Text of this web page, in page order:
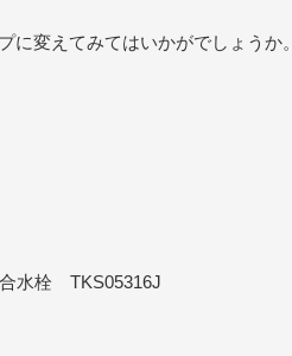
に変えてみてはいかがでしょうか。
水栓 TKS05316J